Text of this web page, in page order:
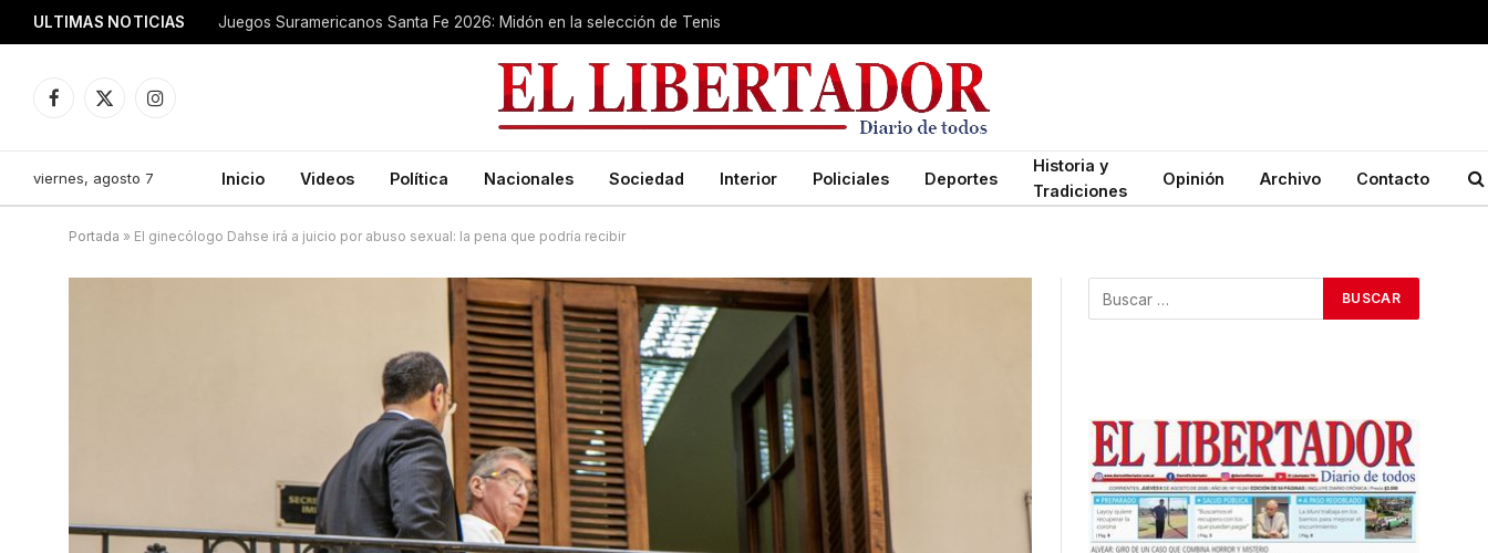
ULTIMAS NOTICIAS Juegos Suramericanos Santa Fe 2026: Midón en la selección de Tenis
Facebook
X
Instagram
viernes, agosto 7 Inicio Videos Política Nacionales Sociedad Interior Policiales Deportes
Historia y
Tradiciones
Opinión Archivo Contacto
Portada » El ginecólogo Dahse irá a juicio por abuso sexual: la pena que podría recibir